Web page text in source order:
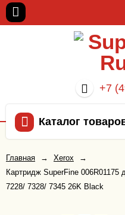
+7
Каталог
Главная → Xerox
→
Картридж SuperFine 006R01175
7228/ 7328/ 7345 26K Black